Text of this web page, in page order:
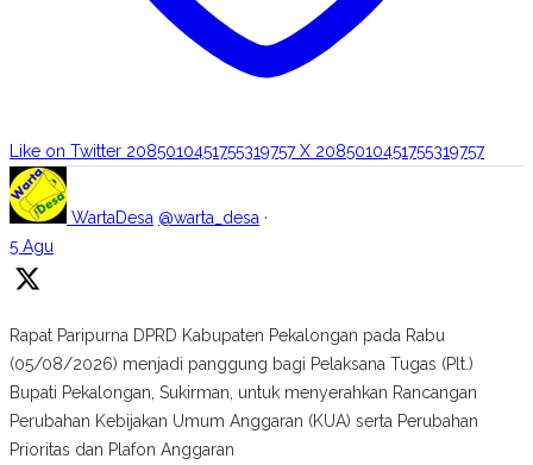
Like on Twitter 2085010451755319757 X 2085010451755319757
WartaDesa @warta_desa ·
5 Agu
Rapat Paripurna DPRD Kabupaten Pekalongan pada Rabu
(05/08/2026) menjadi panggung bagi Pelaksana Tugas (Plt.)
Bupati Pekalongan, Sukirman, untuk menyerahkan Rancangan
Perubahan Kebijakan Umum Anggaran (KUA) serta Perubahan
Prioritas dan Plafon Anggaran